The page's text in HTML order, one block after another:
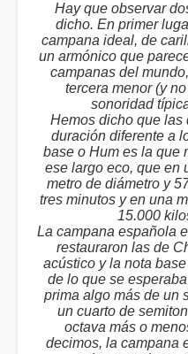
Hay que observar
dicho. En primer
campana ideal, de
un armónico que
campanas del
tercera menor (y
sonoridad
Hemos dicho que las
duración diferente a
base o Hum es la que
ese largo eco, que en
metro de diámetro y
tres minutos y en una
15.000
La campana española
restauraron las de
acústico y la nota
de lo que se
prima algo más de un
un cuarto de
octava más o
decimos, la campana